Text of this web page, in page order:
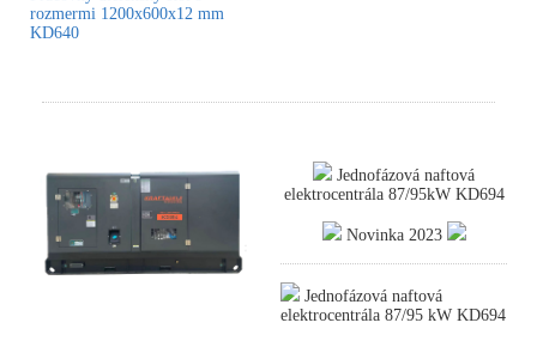
rozmermi 1200x600x12 mm
KD640
Jednofázová naftová
elektrocentrála 87/95kW KD694
Novinka 2023
Jednofázová naftová
elektrocentrála 87/95 kW KD694